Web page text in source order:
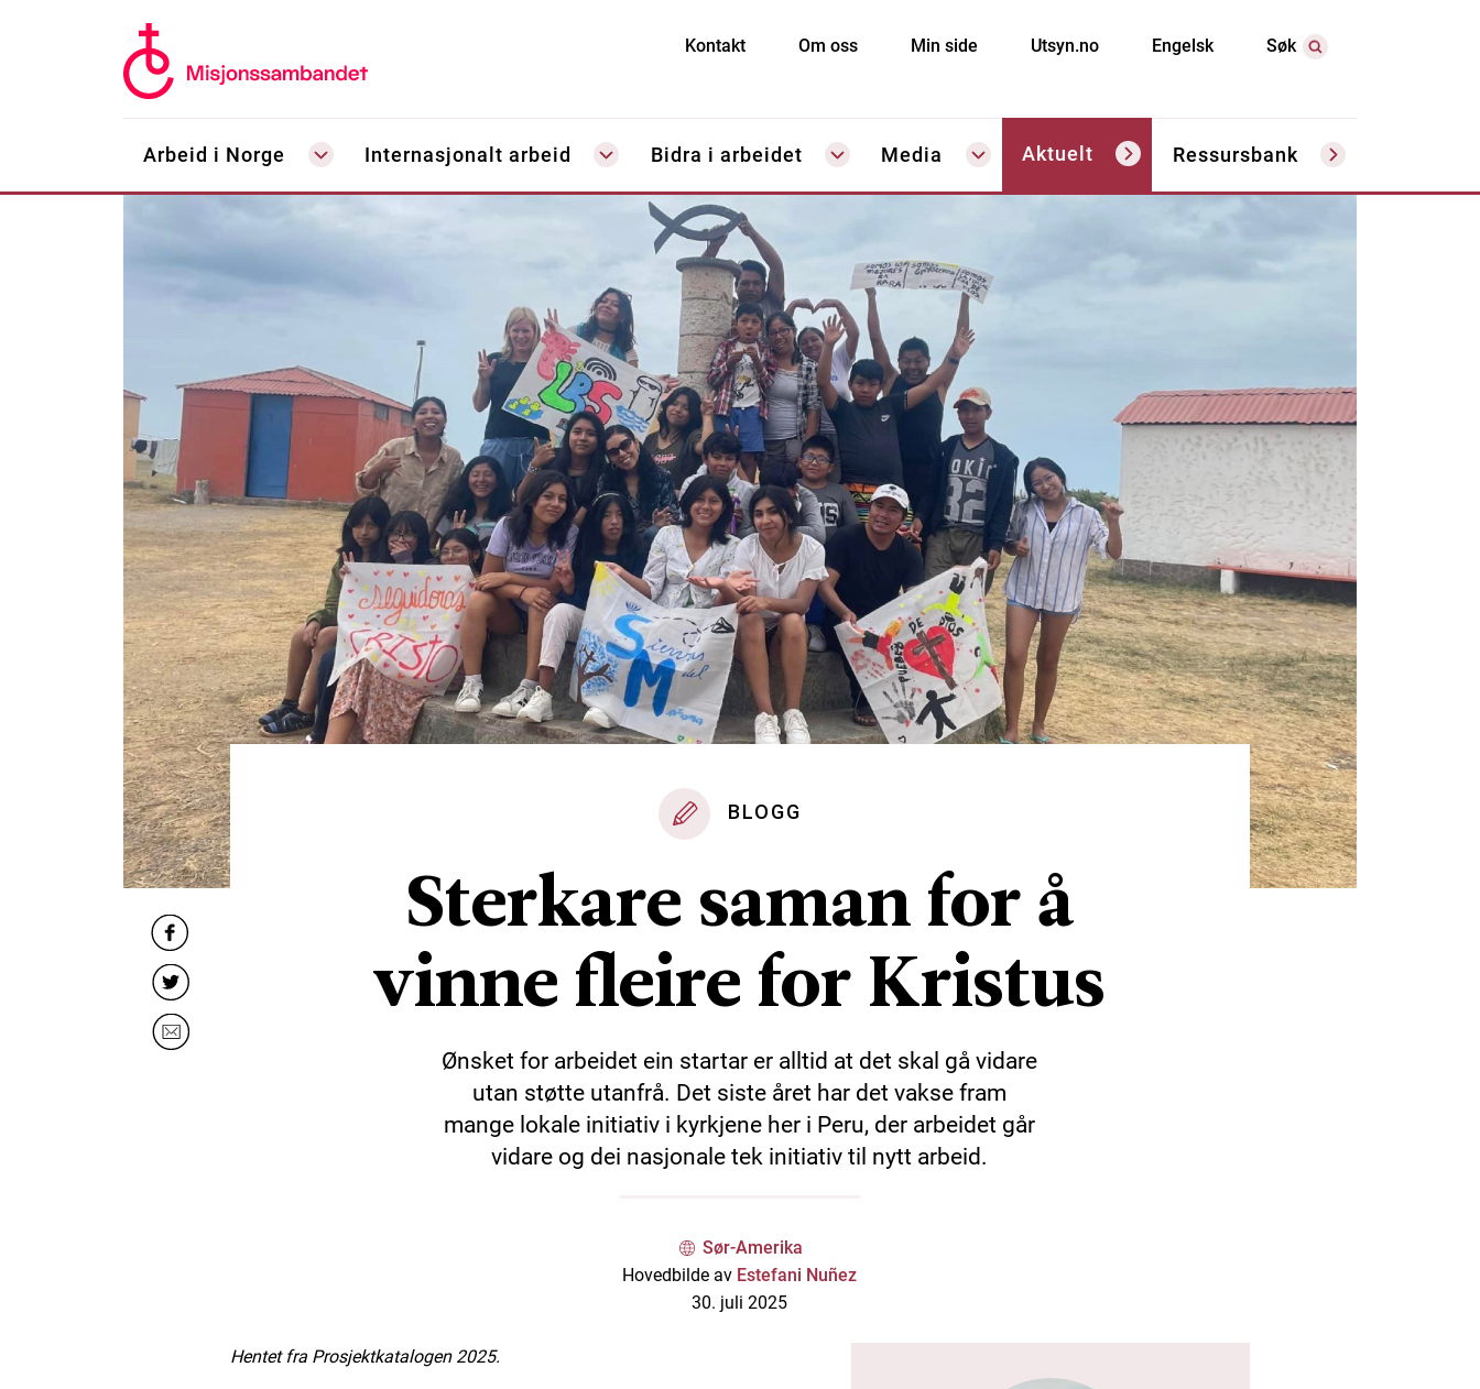
Kontakt Om oss Min side Utsyn.no Engelsk Søk
Arbeid i Norge Internasjonalt arbeid Bidra i arbeidet Media Aktuelt Ressursbank
BLOGG
Sterkare saman for å
vinne fleire for Kristus
Ønsket for arbeidet ein startar er alltid at det skal gå vidare
utan støtte utanfrå. Det siste året har det vakse fram
mange lokale initiativ i kyrkjene her i Peru, der arbeidet går
vidare og dei nasjonale tek initiativ til nytt arbeid.
Sør-Amerika
Hovedbilde av Estefani Nuñez
30. juli 2025
Hentet fra Prosjektkatalogen 2025.